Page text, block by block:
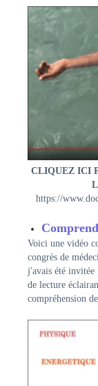
CLIQUEZ ICI
https://
Voici une vidéo
congrès de
j'avais été
de lecture
compréhension